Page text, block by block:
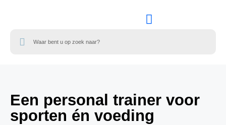
Een personal trainer voor
sporten én voeding